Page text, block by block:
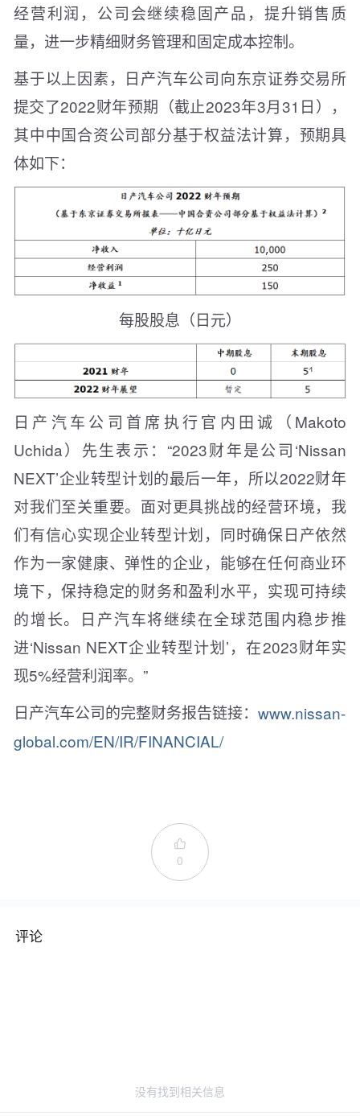
经营利润，公司会继续稳固产品，提升销售质
量，进一步精细财务管理和固定成本控制。
基于以上因素，日产汽车公司向东京证券交易所
提交了2022财年预期（截止2023年3月31日），
其中中国合资公司部分基于权益法计算，预期具
体如下：
每股股息（日元）
日产汽车公司首席执行官内田诚（Makoto
Uchida）先生表示：“2023财年是公司‘Nissan
NEXT’企业转型计划的最后一年，所以2022财年
对我们至关重要。面对更具挑战的经营环境，我
们有信心实现企业转型计划，同时确保日产依然
作为一家健康、弹性的企业，能够在任何商业环
境下，保持稳定的财务和盈利水平，实现可持续
的增长。日产汽车将继续在全球范围内稳步推
进‘Nissan NEXT企业转型计划’，在2023财年实
现5%经营利润率。”
日产汽车公司的完整财务报告链接： www.nissan-
global.com/EN/IR/FINANCIAL/

0
评论
没有找到相关信息